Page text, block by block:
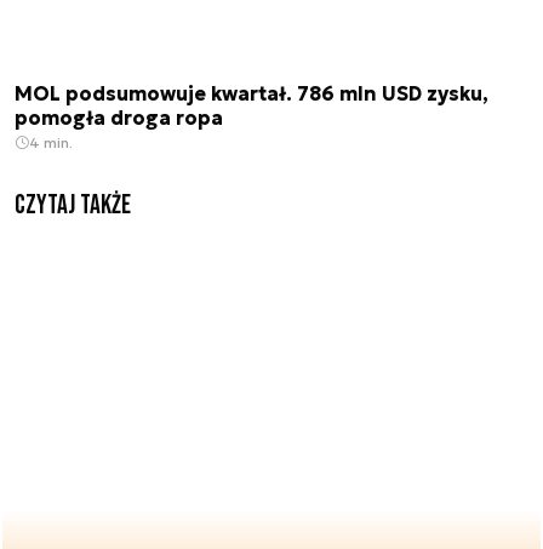
MOL podsumowuje kwartał. 786 mln USD zysku,
pomogła droga ropa
4 min.
Czytaj także